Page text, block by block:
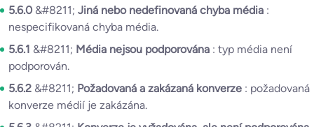
5.6.0 &#8211; Jiná nebo nedefinovaná chyba média :
nespecifikovaná chyba média.
5.6.1 &#8211; Média nejsou podporována : typ média není
podporován.
5.6.2 &#8211; Požadovaná a zakázaná konverze : požadovaná
konverze médií je zakázána.